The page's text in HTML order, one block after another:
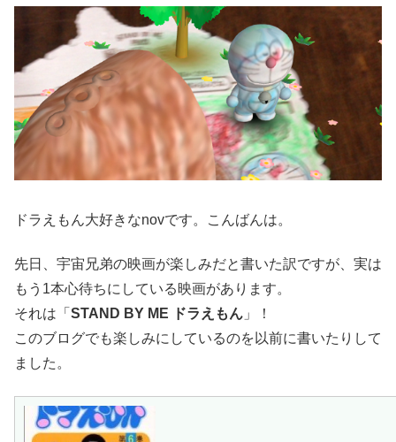
ドラえもん大好きなnovです。こんばんは。
先日、宇宙兄弟の映画が楽しみだと書いた訳ですが、実は
もう1本心待ちにしている映画があります。
それは「 STAND BY ME ドラえもん 」！
このブログでも楽しみにしているのを以前に書いたりして
ました。